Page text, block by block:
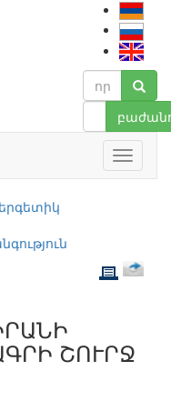
ՇՈՒՐՋ